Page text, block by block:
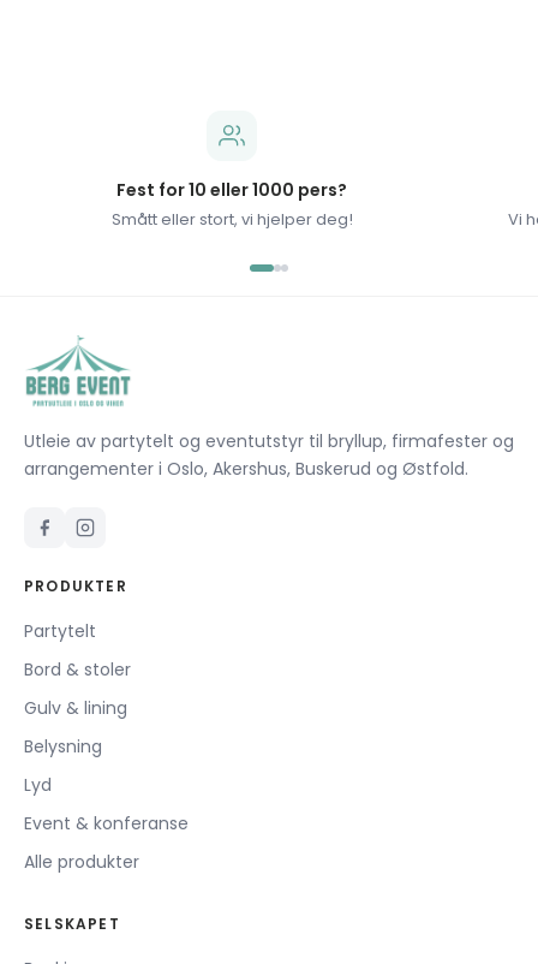
Fest for 10 eller 1000 pers?
Smått eller stort, vi hjelper deg! Vi
Utleie av partytelt og eventutstyr til bryllup, firmafester og
arrangementer i Oslo, Akershus, Buskerud og Østfold.
PRODUKTER
Partytelt
Bord & stoler
Gulv & lining
Belysning
Lyd
Event & konferanse
Alle produkter
SELSKAPET